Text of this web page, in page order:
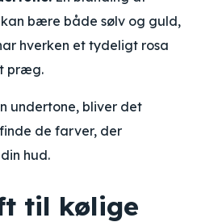
bære både sølv og guld,
hverken et tydeligt rosa
præg.
undertone, bliver det
de farver, der
hud.
til kølige